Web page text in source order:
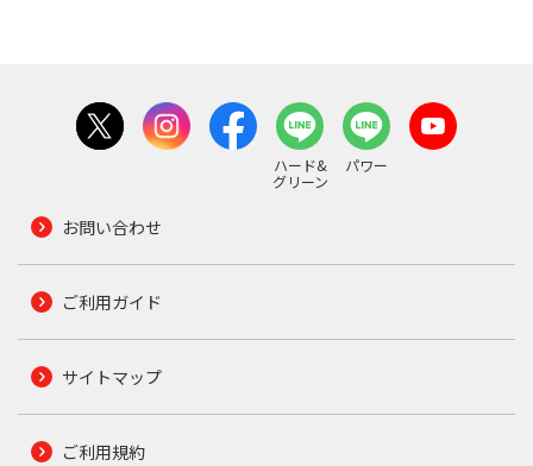
ハード&
グリーン
パワー
お問い合わせ
ご利用ガイド
サイトマップ
ご利用規約